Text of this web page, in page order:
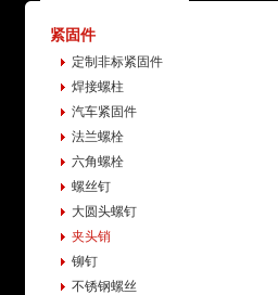
紧固件
定制非标紧固件
焊接螺柱
汽车紧固件
法兰螺栓
六角螺栓
螺丝钉
大圆头螺钉
夹头销
铆钉
不锈钢螺丝